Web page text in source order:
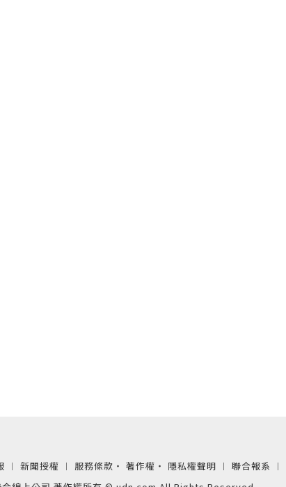
︱ 新聞授權 ︱ 服務條款 ‧ 著作權 ‧ 隱私權聲明 ︱ 聯合報系 ︱